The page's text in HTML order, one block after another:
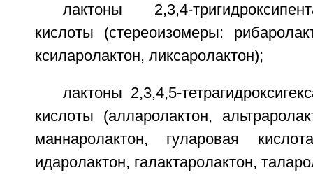
лактоны 2,3,4-
кислоты (стереоизомеры:
ксиларолактон, ликсаролактон);
лактоны 2,3,4,5-
кислоты (алларолактон,
маннаролактон, гуларовая
идаролактон, галактаролактон,